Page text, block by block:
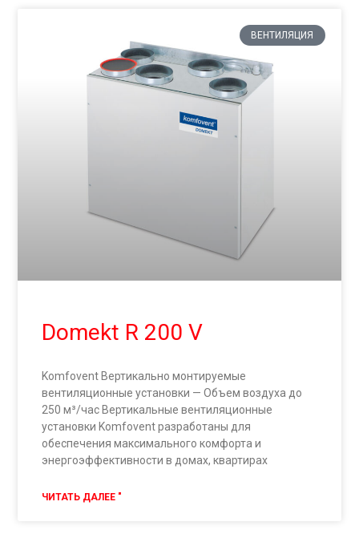
ВЕНТИЛЯЦИЯ
Domekt R 200 V
Komfovent Вертикально монтируемые
вентиляционные установки — Объем воздуха до
250 м³/час Вертикальные вентиляционные
установки Komfovent разработаны для
обеспечения максимального комфорта и
энергоэффективности в домах, квартирах
ЧИТАТЬ ДАЛЕЕ "